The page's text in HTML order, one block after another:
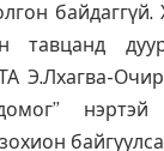
тавцанд
Э.Лхагва-